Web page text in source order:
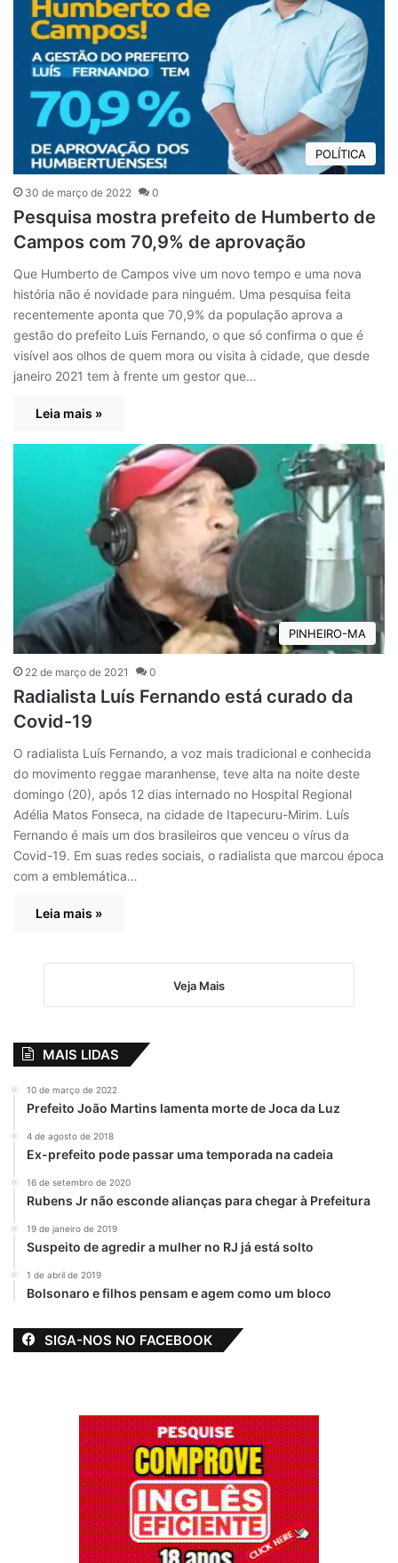
POLÍTICA
30 de março de 2022 0
Pesquisa mostra prefeito de Humberto de
Campos com 70,9% de aprovação
Que Humberto de Campos vive um novo tempo e uma nova
história não é novidade para ninguém. Uma pesquisa feita
recentemente aponta que 70,9% da população aprova a
gestão do prefeito Luis Fernando, o que só confirma o que é
visível aos olhos de quem mora ou visita à cidade, que desde
janeiro 2021 tem à frente um gestor que…
Leia mais »
PINHEIRO-MA
22 de março de 2021 0
Radialista Luís Fernando está curado da
Covid-19
O radialista Luís Fernando, a voz mais tradicional e conhecida
do movimento reggae maranhense, teve alta na noite deste
domingo (20), após 12 dias internado no Hospital Regional
Adélia Matos Fonseca, na cidade de Itapecuru-Mirim. Luís
Fernando é mais um dos brasileiros que venceu o vírus da
Covid-19. Em suas redes sociais, o radialista que marcou época
com a emblemática…
Leia mais »
Veja Mais
MAIS LIDAS
10 de março de 2022
Prefeito João Martins lamenta morte de Joca da Luz
4 de agosto de 2018
Ex-prefeito pode passar uma temporada na cadeia
16 de setembro de 2020
Rubens Jr não esconde alianças para chegar à Prefeitura
19 de janeiro de 2019
Suspeito de agredir a mulher no RJ já está solto
1 de abril de 2019
Bolsonaro e filhos pensam e agem como um bloco
SIGA-NOS NO FACEBOOK